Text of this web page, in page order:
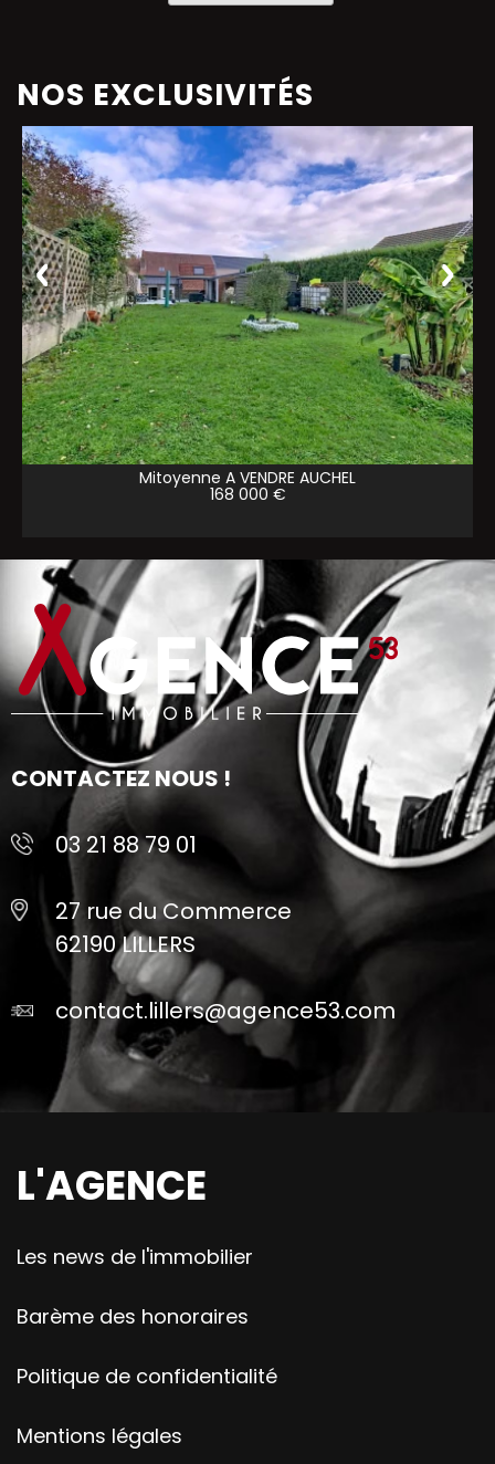
NOS EXCLUSIVITÉS
Mitoyenne A VENDRE AUCHEL
168 000 €
CONTACTEZ NOUS !
03 21 88 79 01
27 rue du Commerce
62190 LILLERS
contact.lillers@agence53.com
L'AGENCE
Les news de l'immobilier
Barème des honoraires
Politique de confidentialité
Mentions légales